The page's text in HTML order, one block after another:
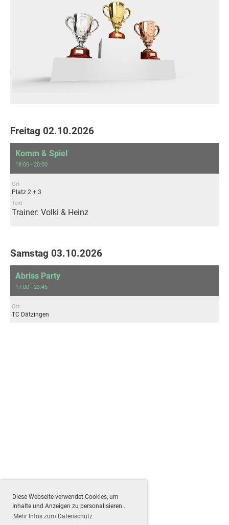
Diese Webseite verwendet Cookies, um
Inhalte und Anzeigen zu personalisieren...
Mehr Infos zum Datenschutz
Freitag 02.10.2026
Komm & Spiel
18:00 - 20:00
Ort
Platz 2 + 3
Text
Trainer: Volki & Heinz
Samstag 03.10.2026
Abriss Party
17:00 - 23:45
Ort
TC Dätzingen